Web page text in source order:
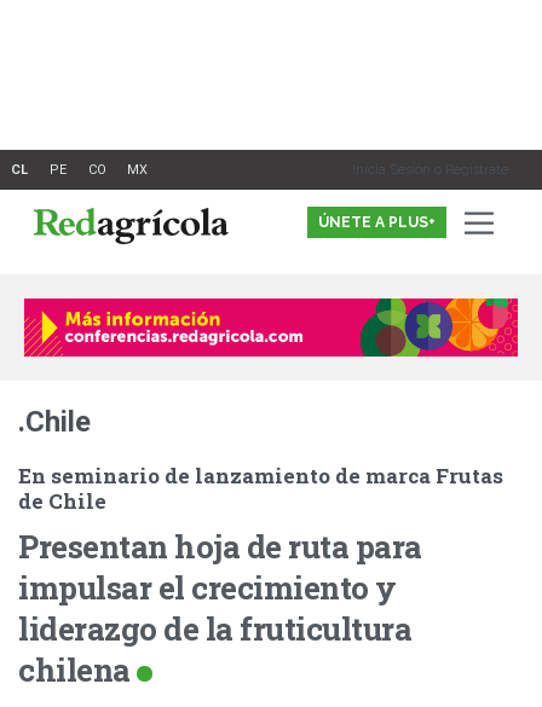
Inicia Sesión o Registrate
ÚNETE A PLUS+
.Chile
En seminario de lanzamiento de marca Frutas
de Chile
Presentan hoja de ruta para
impulsar el crecimiento y
liderazgo de la fruticultura
chilena